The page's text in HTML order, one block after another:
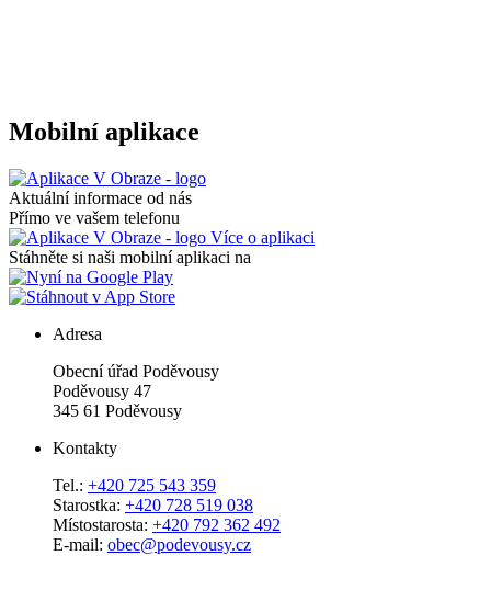
Mobilní aplikace
Aktuální informace od nás
Přímo ve vašem telefonu
Více o aplikaci
Stáhněte si naši mobilní aplikaci na
Adresa
Obecní úřad Poděvousy
Poděvousy 47
345 61 Poděvousy
Kontakty
Tel.: +420 725 543 359
Starostka: +420 728 519 038
Místostarosta: +420 792 362 492
E-mail: obec@podevousy.cz